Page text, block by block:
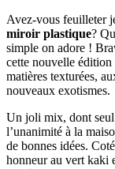
Avez-vous feuilleter
miroir plastique?
simple on adore !
cette nouvelle
matières texturées,
nouveaux exotismes.
Un joli mix, dont seul
l’unanimité à la
de bonnes idées.
honneur au vert kaki